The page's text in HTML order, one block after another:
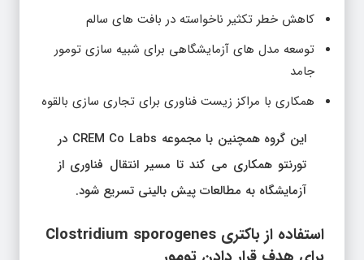
کاهش خطر تکثیر ناخواسته در بافت های سالم
توسعه مدل های آزمایشگاهی برای شبیه سازی تومور
جامد
همکاری با مراکز زیست فناوری برای تجاری سازی بالقوه
این گروه همچنین با مجموعه CREM Co Labs در
تورنتو همکاری می کند تا مسیر انتقال فناوری از
آزمایشگاه به مطالعات پیش بالینی تسریع شود.
استفاده از باکتری Clostridium sporogenes